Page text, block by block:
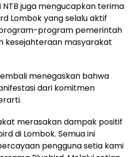
juga mengucapkan terima
Lombok yang selalu aktif
program pemerintah
kesejahteraan masyarakat
menegaskan bahwa
dari komitmen
merasakan dampak positif
di Lombok. Semua ini
pengguna setia kami